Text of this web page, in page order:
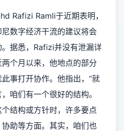
Rafizi Ramli于近期表明，
数字经济干流的建议将会
据悉，Rafizi并没有泄漏详
个月以来，他地点的部分
事打开协作。他指出，“就
咱们有一个很好的结构。
结构或方针时，许多要点
助等方面。其实，咱们也